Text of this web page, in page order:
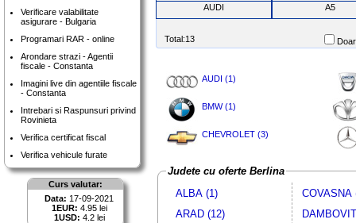
Verificare valabilitate
asigurare - Bulgaria
Programari RAR - online
Arondare strazi - Agentii
fiscale - Constanta
Imagini live din agentiile fiscale
- Constanta
Intrebari si Raspunsuri privind
Rovinieta
Verifica certificat fiscal
Verifica vehicule furate
Curs valutar:
Data: 17-09-2021
1EUR: 4.95 lei
1USD: 4.2 lei
AUDI
A5
Total:13
AUDI (1)
BMW (1)
CHEVROLET (3)
Judete cu oferte Berlina
ALBA (1)
ARAD (12)
COVASNA